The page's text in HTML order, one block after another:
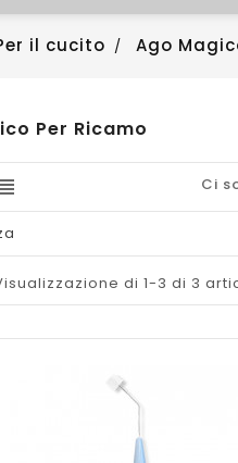
il cucito Ago
Per Ricamo
Ci
di 1-3 di 3